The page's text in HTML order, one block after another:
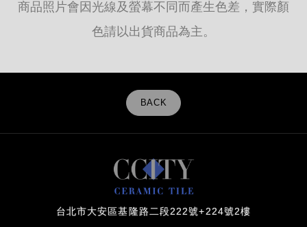
商品照片會因光線及螢幕不同而產生色差，實際顏
色請以出貨商品為主。
BACK
台北市大安區基隆路二段222號+224號2樓